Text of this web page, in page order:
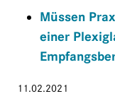
Müssen
einer
11.02.2021